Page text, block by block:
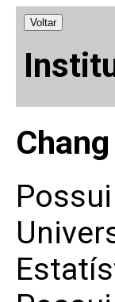
Voltar